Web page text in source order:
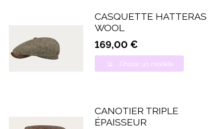
CASQUETTE HATTERAS
WOOL
169,00 €
Choisir un modèle
CANOTIER TRIPLE
ÉPAISSEUR